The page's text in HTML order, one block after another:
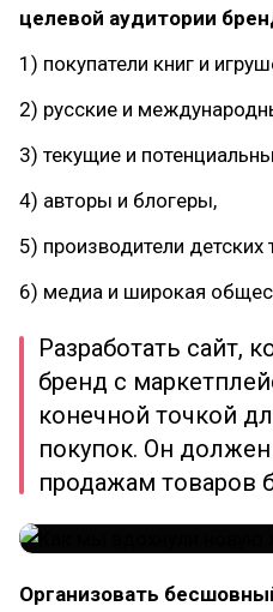
целевой аудитории
1) покупатели книг и
2) русские и
3) текущие и
4) авторы и блогеры,
5) производители детских
6) медиа и широкая
Разработать сайт,
бренд с
конечной точкой
покупок. Он
продажам товаров
Организовать